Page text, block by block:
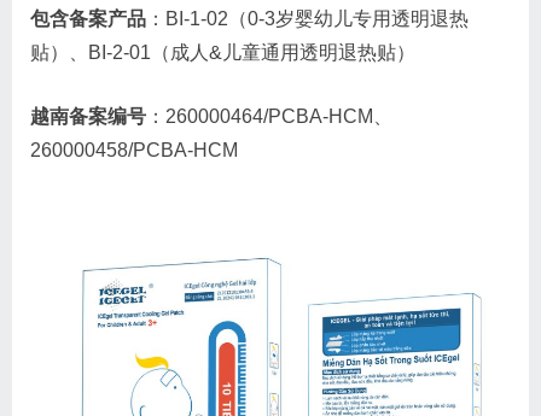
包含备案产品 ：BI-1-02（0-3岁婴幼儿专用透明退热
贴）、BI-2-01（成人&儿童通用透明退热贴）
越南备案编号 ：260000464/PCBA-HCM、
260000458/PCBA-HCM